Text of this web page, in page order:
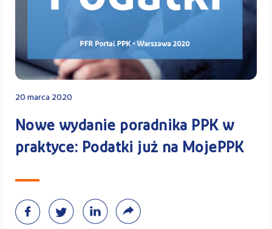
Kontakt
Kalkulator PPK
Zaloguj się
20 marca 2020
Nowe wydanie poradnika PPK w
praktyce: Podatki już na MojePPK